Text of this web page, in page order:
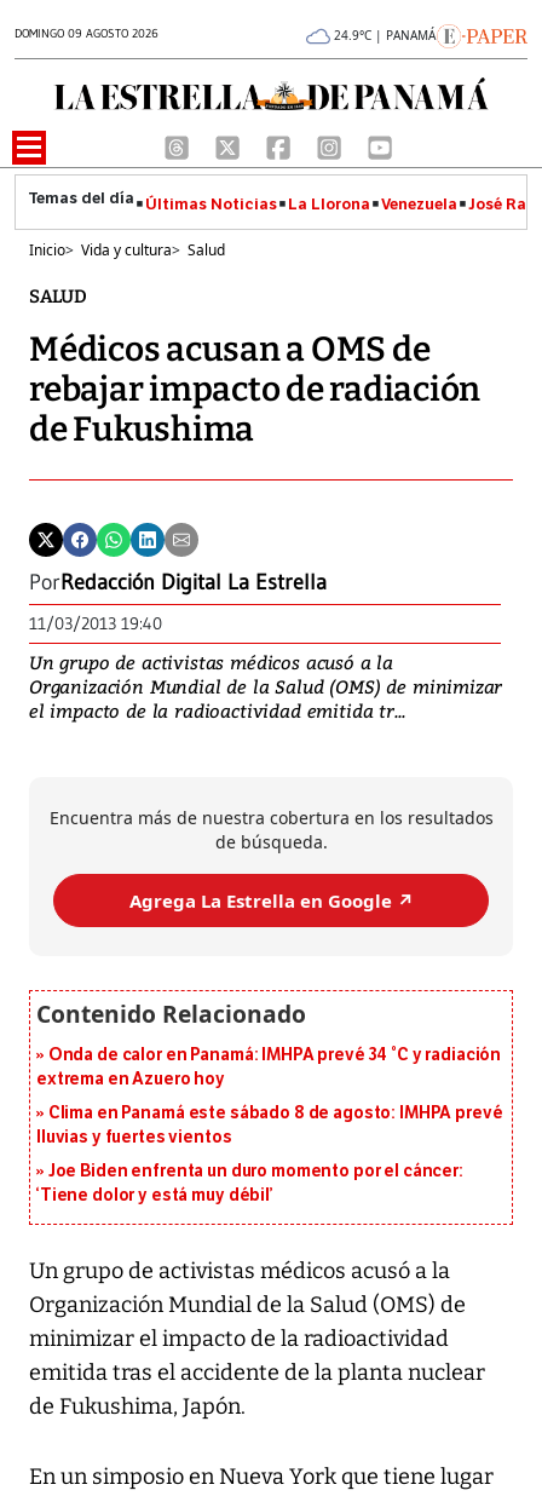
DOMINGO 09 AGOSTO 2026 24.9°C | PANAMÁ
Últimas Noticias La Llorona Venezuela José
Inicio> Vida y cultura> Salud
SALUD
Médicos acusan a OMS de
rebajar impacto de radiación
de Fukushima
PorRedacción Digital La Estrella
11/03/2013 19:40
Un grupo de activistas médicos acusó a la
Organización Mundial de la Salud (OMS) de minimizar
el impacto de la radioactividad emitida tr...
Encuentra más de nuestra cobertura en los resultados
de búsqueda.
Agrega La Estrella en Google ↗️
Onda de calor en Panamá: IMHPA prevé 34 °C y radiación
extrema en Azuero hoy
Clima en Panamá este sábado 8 de agosto: IMHPA prevé
lluvias y fuertes vientos
Joe Biden enfrenta un duro momento por el cáncer:
‘Tiene dolor y está muy débil’
Un grupo de activistas médicos acusó a la
Organización Mundial de la Salud (OMS) de
minimizar el impacto de la radioactividad
emitida tras el accidente de la planta nuclear
de Fukushima, Japón.
En un simposio en Nueva York que tiene lugar